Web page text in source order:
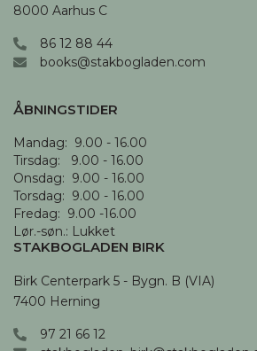
8000 Aarhus C
86 12 88 44
books@stakbogladen.com
ÅBNINGSTIDER
Mandag:  9.00 - 16.00
Tirsdag:   9.00 - 16.00
Onsdag:  9.00 - 16.00
Torsdag:  9.00 - 16.00
Fredag:  9.00 -16.00
Lør.-søn.: Lukket
STAKBOGLADEN BIRK
Birk Centerpark 5 - Bygn. B (VIA)
7400 Herning
97 21 66 12